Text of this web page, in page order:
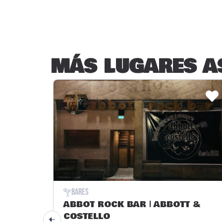
MÁS LUGARES
Bares
ABBOT ROCK BAR | ABBOTT &
COSTELLO